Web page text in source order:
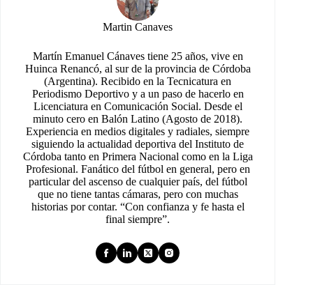
Martin Canaves
Martín Emanuel Cánaves tiene 25 años, vive en
Huinca Renancó, al sur de la provincia de Córdoba
(Argentina). Recibido en la Tecnicatura en
Periodismo Deportivo y a un paso de hacerlo en
Licenciatura en Comunicación Social. Desde el
minuto cero en Balón Latino (Agosto de 2018).
Experiencia en medios digitales y radiales, siempre
siguiendo la actualidad deportiva del Instituto de
Córdoba tanto en Primera Nacional como en la Liga
Profesional. Fanático del fútbol en general, pero en
particular del ascenso de cualquier país, del fútbol
que no tiene tantas cámaras, pero con muchas
historias por contar. “Con confianza y fe hasta el
final siempre”.